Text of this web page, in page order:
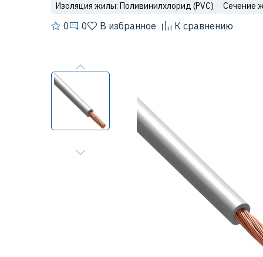
Изоляция жилы: Поливинилхлорид (PVC) Сечение
0 0 В избранное К сравнению